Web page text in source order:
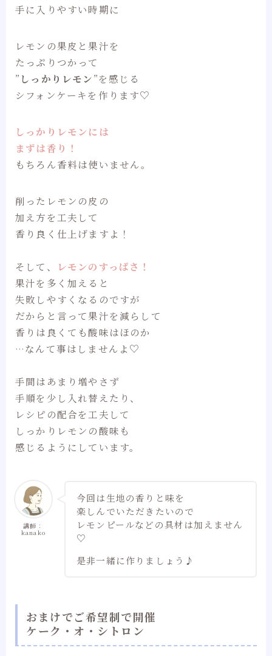
手に入りやすい時期に
レモンの果皮と果汁を
たっぷりつかって
” しっかりレモン”を感じる
シフォンケーキを作ります♡
しっかりレモンには
まずは香り！
もちろん香料は使いません。
削ったレモンの皮の
加え方を工夫して
香り良く仕上げますよ！
そして、
レモンのすっぱさ！
果汁を多く加えると
失敗しやすくなるのですが
だからと言って果汁を減らして
香りは良くても酸味はほのか
…なんて事はしませんよ♡
手間はあまり増やさず
手順を少し入れ替えたり、
レシピの配合を工夫して
しっかりレモンの酸味も
感じるようにしています。
講師：
kanako
今回は生地の香りと味を
楽しんでいただきたいので
レモンピールなどの具材は加えません
♡
是非一緒に作りましょう♪
おまけでご希望制で開催
ケーク・オ・シトロン